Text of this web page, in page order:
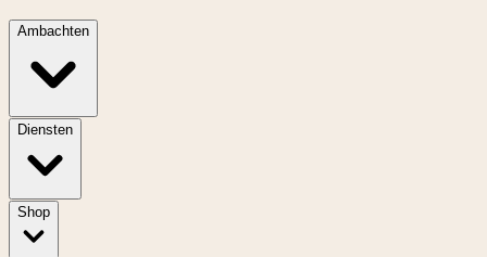
Ambachten
Diensten
Shop